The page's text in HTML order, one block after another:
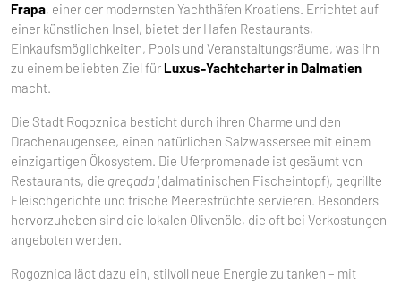
Frapa, einer der modernsten Yachthäfen Kroatiens. Errichtet auf
einer künstlichen Insel, bietet der Hafen Restaurants,
Einkaufsmöglichkeiten, Pools und Veranstaltungsräume, was ihn
zu einem beliebten Ziel für Luxus-Yachtcharter in Dalmatien
macht.
Die Stadt Rogoznica besticht durch ihren Charme und den
Drachenaugensee, einen natürlichen Salzwassersee mit einem
einzigartigen Ökosystem. Die Uferpromenade ist gesäumt von
Restaurants, die gregada (dalmatinischen Fischeintopf), gegrillte
Fleischgerichte und frische Meeresfrüchte servieren. Besonders
hervorzuheben sind die lokalen Olivenöle, die oft bei Verkostungen
angeboten werden.
Rogoznica lädt dazu ein, stilvoll neue Energie zu tanken – mit